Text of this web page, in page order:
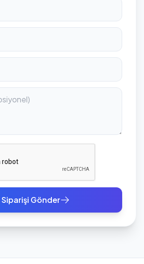
Siparişi Gönder